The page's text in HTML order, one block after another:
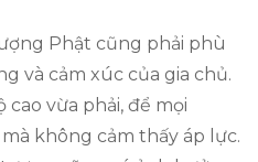
Phật cũng phải phù
và cảm xúc của gia chủ.
vừa phải, để mọi
không cảm thấy áp lực.